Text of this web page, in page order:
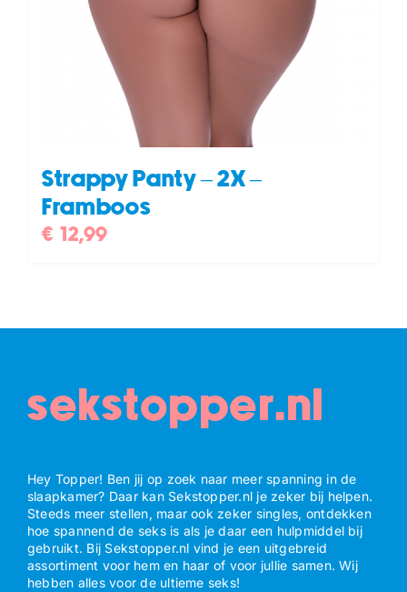
Strappy Panty – 2X –
Framboos
€ 12,99
sekstopper.nl
Hey Topper! Ben jij op zoek naar meer spanning in de
slaapkamer? Daar kan Sekstopper.nl je zeker bij helpen.
Steeds meer stellen, maar ook zeker singles, ontdekken
hoe spannend de seks is als je daar een hulpmiddel bij
gebruikt. Bij Sekstopper.nl vind je een uitgebreid
assortiment voor hem en haar of voor jullie samen. Wij
hebben alles voor de ultieme seks!